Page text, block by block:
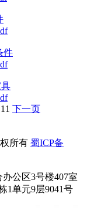
件
11 下一页
所有 蜀ICP备
公区3号楼407室
1单元9层9041号